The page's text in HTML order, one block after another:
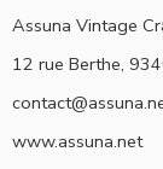
Assuna Vintage
12 rue Berthe,
www.assuna.net